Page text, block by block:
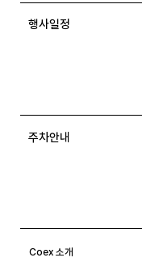
행사일정
주차안내
Coex 소개